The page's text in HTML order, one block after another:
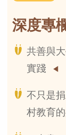
深度專
共善與
實踐
不只是
村教育